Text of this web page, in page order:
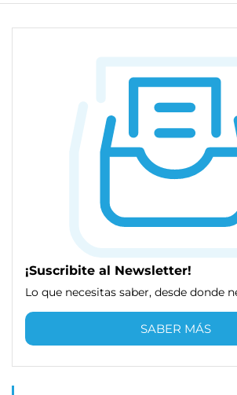
¡Suscribite al Newsletter!
Lo que necesitas saber, desde donde
SABER MÁS